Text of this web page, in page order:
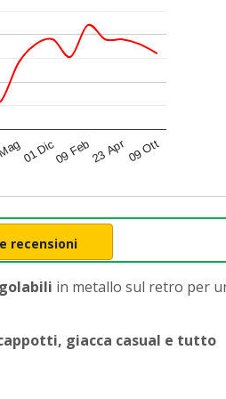
01 Dic09 Feb23 Apr09 Ott
recensioni
in metallo sul retro per
giacca casual e tutto